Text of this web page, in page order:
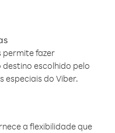
permite fazer
escolhido pelo
especiais do Viber.
a flexibilidade que